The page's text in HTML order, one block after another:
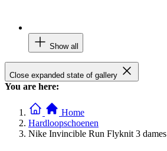
Show all
Close expanded state of gallery
You are here:
Home
Hardloopschoenen
Nike Invincible Run Flyknit 3 dames